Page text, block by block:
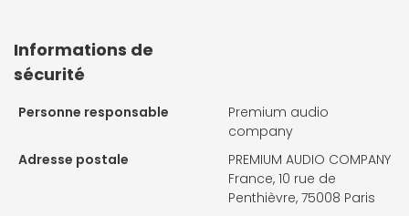
Informations de
sécurité
Personne responsable
Premium audio
company
Adresse postale
PREMIUM AUDIO COMPANY
France, 10 rue de
Penthièvre, 75008 Paris